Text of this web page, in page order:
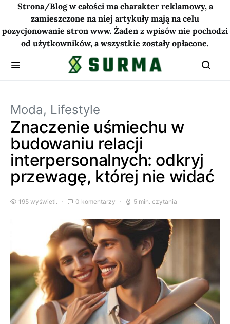
Strona/Blog w całości ma charakter reklamowy, a
zamieszczone na niej artykuły mają na celu
pozycjonowanie stron www. Żaden z wpisów nie pochodzi
od użytkowników, a wszystkie zostały opłacone.
Moda, Lifestyle
Znaczenie uśmiechu w
budowaniu relacji
interpersonalnych: odkryj
przewagę, której nie widać
195 wyświetl. 0 komentarzy 5 min. czytania